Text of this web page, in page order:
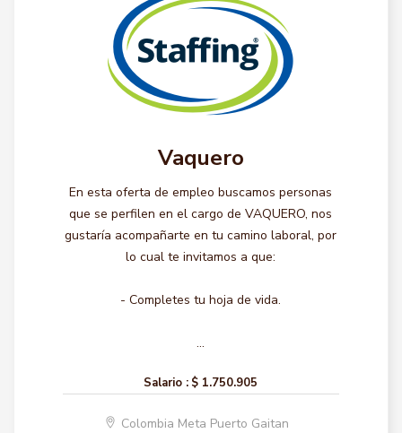
Vaquero
En esta oferta de empleo buscamos personas
que se perfilen en el cargo de VAQUERO, nos
gustaría acompañarte en tu camino laboral, por
lo cual te invitamos a que:
- Completes tu hoja de vida.
...
Salario : $ 1.750.905
Colombia Meta Puerto Gaitan